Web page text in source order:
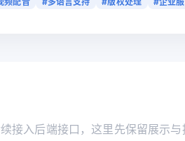
接入后端接口，这里先保留展示与